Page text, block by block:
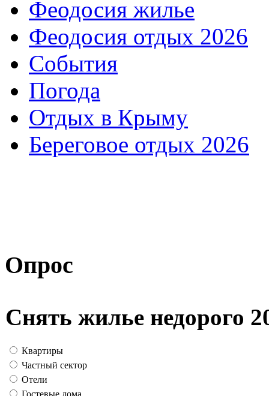
Феодосия жилье
Феодосия отдых 2026
События
Погода
Отдых в Крыму
Береговое отдых 2026
Опрос
Снять жилье недорого
Квартиры
Частный сектор
Отели